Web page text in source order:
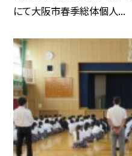
にて大阪市春季総体個人...